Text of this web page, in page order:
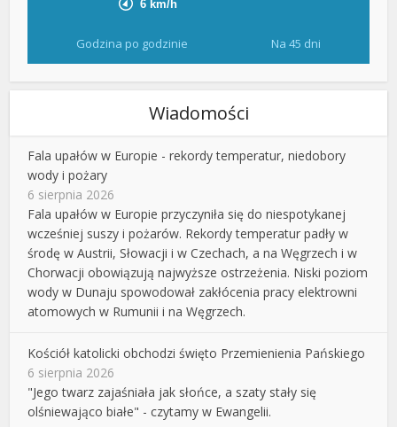
Godzina po godzinie Na 45 dni
Wiadomości
Fala upałów w Europie - rekordy temperatur, niedobory
wody i pożary
6 sierpnia 2026
Fala upałów w Europie przyczyniła się do niespotykanej
wcześniej suszy i pożarów. Rekordy temperatur padły w
środę w Austrii, Słowacji i w Czechach, a na Węgrzech i w
Chorwacji obowiązują najwyższe ostrzeżenia. Niski poziom
wody w Dunaju spowodował zakłócenia pracy elektrowni
atomowych w Rumunii i na Węgrzech.
Kościół katolicki obchodzi święto Przemienienia Pańskiego
6 sierpnia 2026
"Jego twarz zajaśniała jak słońce, a szaty stały się
olśniewająco białe" - czytamy w Ewangelii.